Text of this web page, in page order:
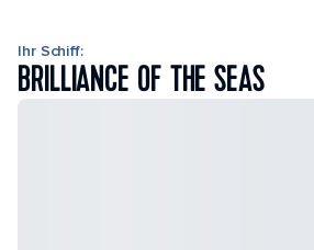
Ihr Schiff:
BRILLIANCE OF THE SEAS